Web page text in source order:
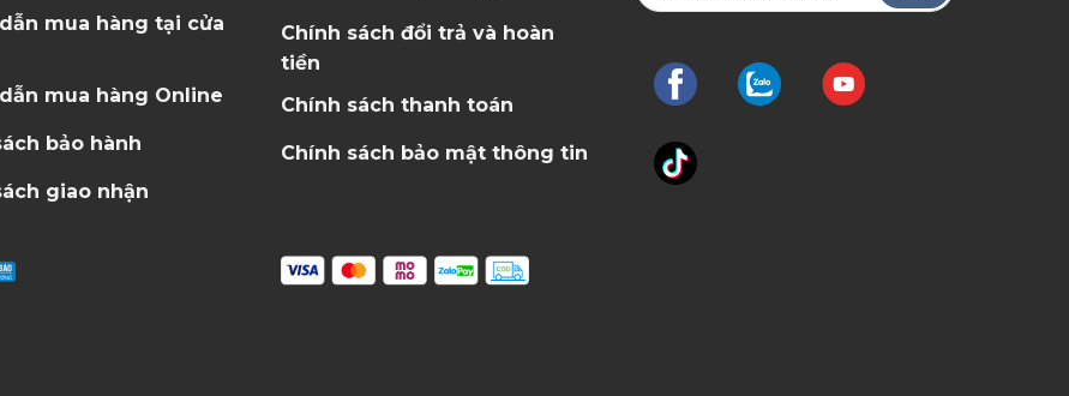
mua hàng tại cửa
mua hàng Online
bảo hành
giao nhận
Chính sách đổi trả và hoàn
tiền
Chính sách thanh toán
Chính sách bảo mật thông tin